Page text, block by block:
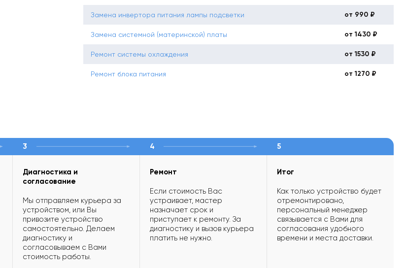
Замена инвертора питания лампы подсветки от 990 ₽
Замена системной (материнской) платы от 1430 ₽
Ремонт системы охлаждения от 1530 ₽
Ремонт блока питания от 1270 ₽
3
Диагностика и
согласование
Мы отправляем курьера за
устройством, или Вы
привозите устройство
самостоятельно. Делаем
диагностику и
согласовываем с Вами
стоимость работы.
4
Ремонт
Если стоимость Вас
устраивает, мастер
назначает срок и
приступает к ремонту. За
диагностику и вызов курьера
платить не нужно.
5
Итог
Как только устройство будет
отремонтировано,
персональный менеджер
связывается с Вами для
согласования удобного
времени и места доставки.